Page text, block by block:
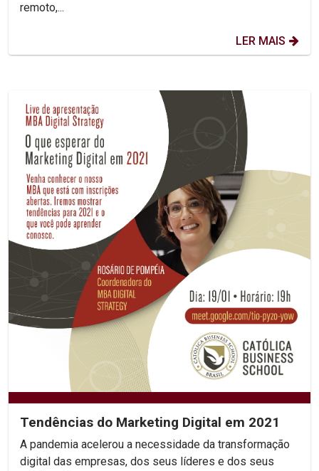
remoto,...
LER MAIS
Tendências do Marketing Digital em 2021
A pandemia acelerou a necessidade da transformação
digital das empresas, dos seus líderes e dos seus